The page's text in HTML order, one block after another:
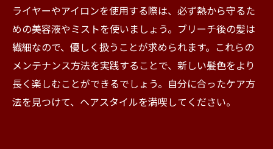
ライヤーやアイロンを使用する際は、必ず熱から守るた
めの美容液やミストを使いましょう。ブリーチ後の髪は
繊細なので、優しく扱うことが求められます。これらの
メンテナンス方法を実践することで、新しい髪色をより
長く楽しむことができるでしょう。自分に合ったケア方
法を見つけて、ヘアスタイルを満喫してください。